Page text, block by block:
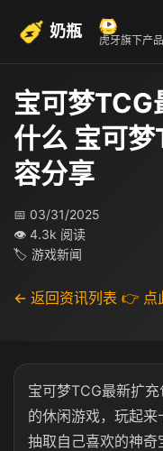
奶瓶 虎牙旗下产品
宝可梦TCG
什么 宝可
容分享
📅 03/31/2025
👁 4.3k 阅读
🏷 游戏新闻
← 返回资讯列表 👉 点
宝可梦TCG最新扩
的休闲游戏，玩起
抽取自己喜欢的神